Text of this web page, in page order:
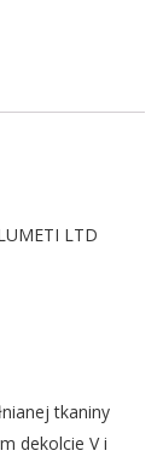
LTD
tkaniny
dekolcie V i